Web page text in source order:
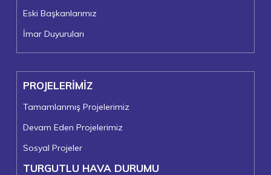
Eski Başkanlarımız
İmar Duyuruları
PROJELERİMİZ
Tamamlanmış Projelerimiz
Devam Eden Projelerimiz
Sosyal Projeler
TURGUTLU HAVA DURUMU